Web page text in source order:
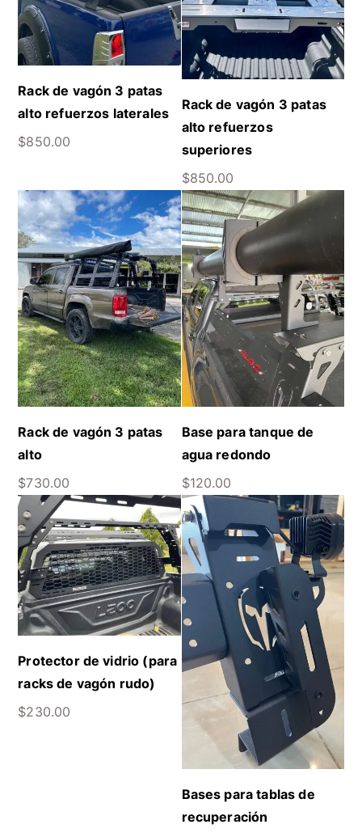
Rack de vagón 3 patas
alto refuerzos laterales
$850.00
Rack de vagón 3 patas
alto refuerzos
superiores
$850.00
Rack de vagón 3 patas
alto
$730.00
Base para tanque de
agua redondo
$120.00
Protector de vidrio (para
racks de vagón rudo)
$230.00
Bases para tablas de
recuperación